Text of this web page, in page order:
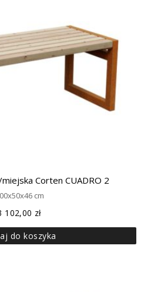
Corten CUADRO 2
cm
102,00 zł
do koszyka